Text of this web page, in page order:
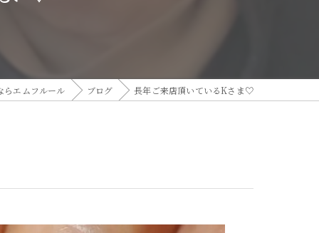
らエムフルール ブログ 長年ご来店頂いているKさま♡